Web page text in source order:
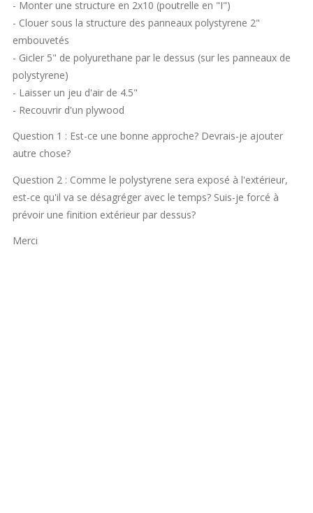
- Monter une structure en 2x10 (poutrelle en "I")
- Clouer sous la structure des panneaux polystyrene 2"
embouvetés
- Gicler 5" de polyurethane par le dessus (sur les panneaux de
polystyrene)
- Laisser un jeu d'air de 4.5"
- Recouvrir d'un plywood
Question 1 : Est-ce une bonne approche? Devrais-je ajouter
autre chose?
Question 2 : Comme le polystyrene sera exposé à l'extérieur,
est-ce qu'il va se désagréger avec le temps? Suis-je forcé à
prévoir une finition extérieur par dessus?
Merci